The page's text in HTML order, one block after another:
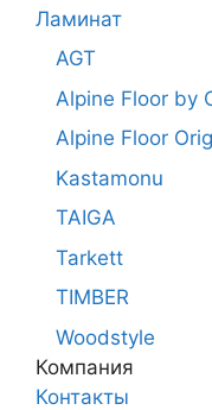
Ламинат
AGT
Alpine Floor by
Alpine Floor
Kastamonu
TAIGA
Tarkett
TIMBER
Woodstyle
Компания
Контакты